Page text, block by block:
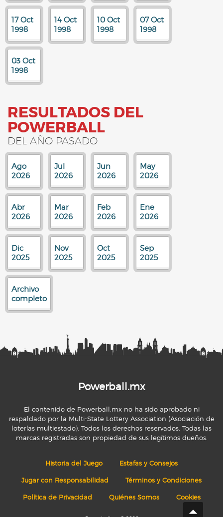
17 Oct
1998
14 Oct
1998
10 Oct
1998
07 Oct
1998
03 Oct
1998
RESULTADOS DEL
POWERBALL
DEL AÑO PASADO
Ago
2026
Jul
2026
Jun
2026
May
2026
Abr
2026
Mar
2026
Feb
2026
Ene
2026
Dic
2025
Nov
2025
Oct
2025
Sep
2025
Archivo
completo
Powerball.mx
El contenido de Powerball.mx no ha sido aprobado ni
respaldado por la Multi-State Lottery Association (Asociación de
loterías multiestado). Todos los derechos reservados. Todas las
marcas registradas son propiedad de sus legítimos dueños.
Historia del Juego Estafas y Consejos
Jugar con Responsabilidad Términos y Condiciones
Política de Privacidad Quiénes Somos Cookies